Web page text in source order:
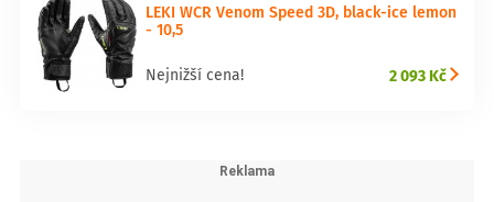
LEKI WCR Venom Speed 3D, black-ice lemon
- 10,5
Nejnižší cena! 2 093 Kč